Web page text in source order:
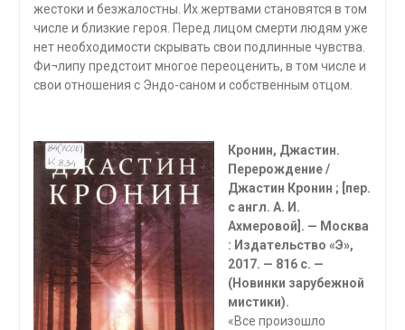
жестоки и безжалостны. Их жертвами становятся в том
числе и близкие героя. Перед лицом смерти людям уже
нет необходимости скрывать свои подлинные чувства.
Фи¬липу предстоит многое переоценить, в том числе и
свои отношения с Эндо-саном и собственным отцом.
Кронин, Джастин.
Перерождение /
Джастин Кронин ; [пер.
с англ. А. И.
Ахмеровой]. — Москва
: Издательство «Э»,
2017. — 816 с. —
(Новинки зарубежной
мистики).
«Все произошло